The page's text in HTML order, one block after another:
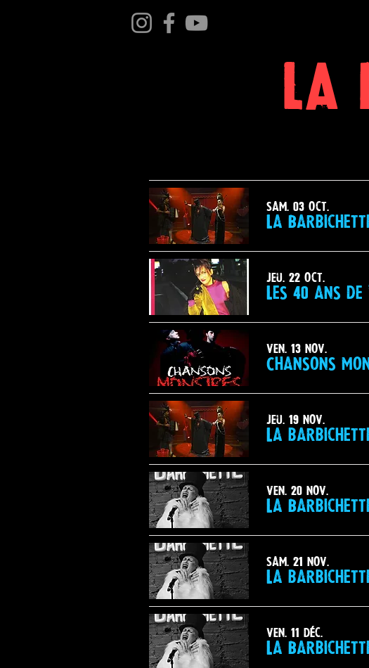
LA
sam. 03 oct.
La
jeu. 22 oct.
ven. 13 nov.
Chansons
jeu. 19 nov.
La
ven. 20 nov.
La
sam. 21 nov.
La
ven. 11 déc.
La